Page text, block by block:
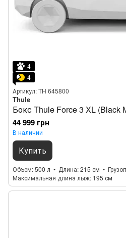
4
4
Артикул: TH 645800
Thule
Бокс Thule Force 3 XL (Black
44 999 грн
В наличии
Купить
Объем 500 л Длина 215 см
Максимальная длина лыж 195 см